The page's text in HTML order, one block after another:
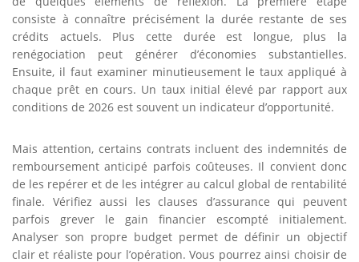
consiste à connaître précisément la durée restante de ses
crédits actuels. Plus cette durée est longue, plus la
renégociation peut générer d’économies substantielles.
Ensuite, il faut examiner minutieusement le taux appliqué à
chaque prêt en cours. Un taux initial élevé par rapport aux
conditions de 2026 est souvent un indicateur d’opportunité.
Mais attention, certains contrats incluent des indemnités de
remboursement anticipé parfois coûteuses. Il convient donc
de les repérer et de les intégrer au calcul global de rentabilité
finale. Vérifiez aussi les clauses d’assurance qui peuvent
parfois grever le gain financier escompté initialement.
Analyser son propre budget permet de définir un objectif
clair et réaliste pour l’opération. Vous pourrez ainsi choisir de